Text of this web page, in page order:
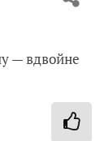
— вдвойне